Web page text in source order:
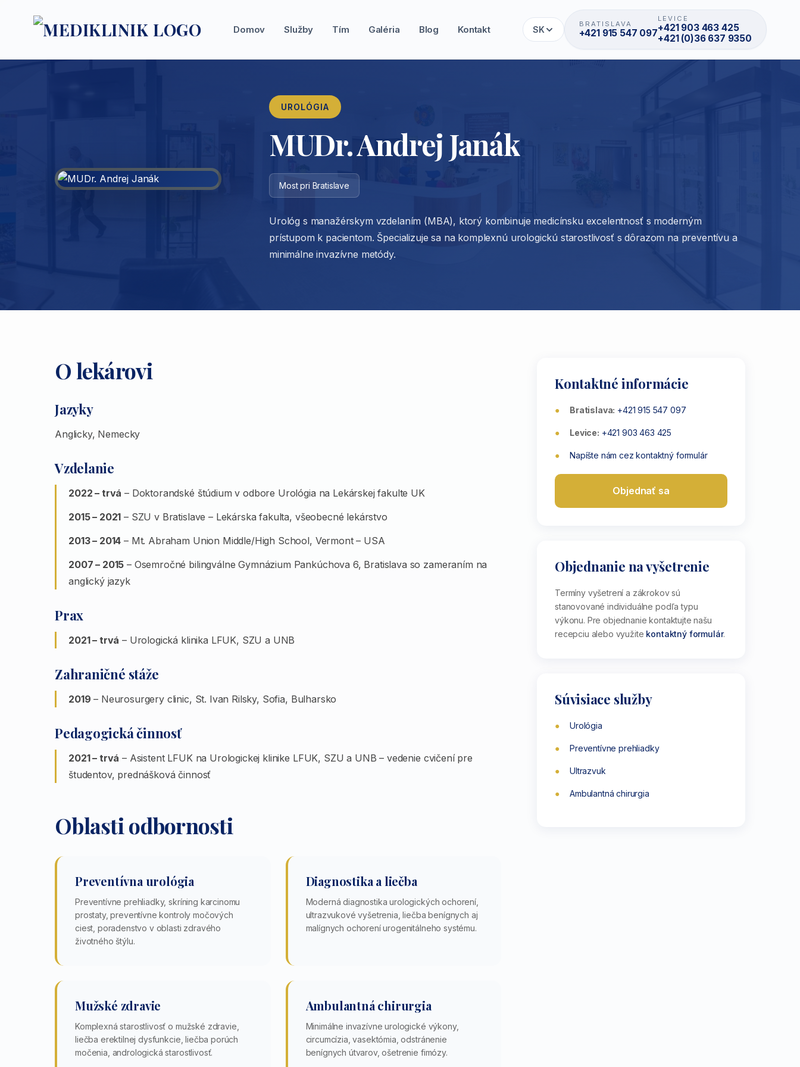
Domov Služby Tím Galéria Blog Kontakt SK
BRATISLAVA
+421 915 547 097
LEVICE
+421 903 463 425
+421 (0)36 637 9350
UROLÓGIA
MUDr. Andrej Janák
Most pri Bratislave
Urológ s manažérskym vzdelaním (MBA), ktorý kombinuje medicínsku excelentnosť s moderným
prístupom k pacientom. Špecializuje sa na komplexnú urologickú starostlivosť s dôrazom na preventívu a
minimálne invazívne metódy.
O lekárovi
Jazyky
Anglicky, Nemecky
Vzdelanie
2022 – trvá – Doktorandské štúdium v odbore Urológia na Lekárskej fakulte UK
2015 – 2021 – SZU v Bratislave – Lekárska fakulta, všeobecné lekárstvo
2013 – 2014 – Mt. Abraham Union Middle/High School, Vermont – USA
2007 – 2015 – Osemročné bilingválne Gymnázium Pankúchova 6, Bratislava so zameraním na
anglický jazyk
Prax
2021 – trvá – Urologická klinika LFUK, SZU a UNB
Zahraničné stáže
2019 – Neurosurgery clinic, St. Ivan Rilsky, Sofia, Bulharsko
Pedagogická činnosť
2021 – trvá – Asistent LFUK na Urologickej klinike LFUK, SZU a UNB – vedenie cvičení pre
študentov, prednášková činnosť
Oblasti odbornosti
Preventívna urológia
Preventívne prehliadky, skríning karcinomu
prostaty, preventívne kontroly močových
ciest, poradenstvo v oblasti zdravého
životného štýlu.
Diagnostika a liečba
Moderná diagnostika urologických ochorení,
ultrazvukové vyšetrenia, liečba benígnych aj
malígnych ochorení urogenitálneho systému.
Mužské zdravie
Komplexná starostlivosť o mužské zdravie,
liečba erektilnej dysfunkcie, liečba porúch
močenia, andrologická starostlivosť.
Ambulantná chirurgia
Minimálne invazívne urologické výkony,
circumcízia, vasektómia, odstránenie
benígnych útvarov, ošetrenie fimózy.
Kontaktné informácie
Bratislava: +421 915 547 097
Levice: +421 903 463 425
Napíšte nám cez kontaktný formulár
Objednať sa
Objednanie na vyšetrenie
Termíny vyšetrení a zákrokov sú
stanovované individuálne podľa typu
výkonu. Pre objednanie kontaktujte našu
recepciu alebo využite kontaktný formulár.
Súvisiace služby
Urológia
Preventívne prehliadky
Ultrazvuk
Ambulantná chirurgia